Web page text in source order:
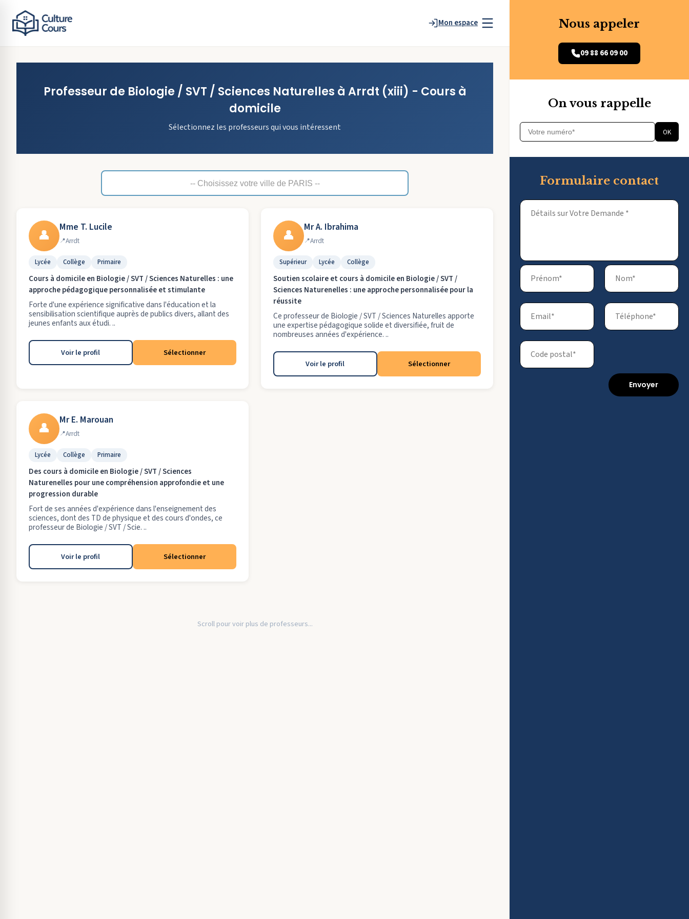
Mon espace
Professeur de Biologie / SVT / Sciences Naturelles à Arrdt (xiii) - Cours à
domicile
Sélectionnez les professeurs qui vous intéressent
👤 Mme T. Lucile
Arrdt
Lycée Collège Primaire
Cours à domicile en Biologie / SVT / Sciences Naturelles : une
approche pédagogique personnalisée et stimulante
Forte d'une expérience significative dans l'éducation et la
sensibilisation scientifique auprès de publics divers, allant des
jeunes enfants aux étudi. ..
Voir le profil Sélectionner
👤 Mr A. Ibrahima
Arrdt
Supérieur Lycée Collège
Soutien scolaire et cours à domicile en Biologie / SVT /
Sciences Naturenelles : une approche personnalisée pour la
réussite
Ce professeur de Biologie / SVT / Sciences Naturelles apporte
une expertise pédagogique solide et diversifiée, fruit de
nombreuses années d'expérience. ..
Voir le profil Sélectionner
👤 Mr E. Marouan
Arrdt
Lycée Collège Primaire
Des cours à domicile en Biologie / SVT / Sciences
Naturenelles pour une compréhension approfondie et une
progression durable
Fort de ses années d'expérience dans l'enseignement des
sciences, dont des TD de physique et des cours d'ondes, ce
professeur de Biologie / SVT / Scie. ..
Voir le profil Sélectionner
Scroll pour voir plus de professeurs...
Nous appeler
09 88 66 09 00
On vous rappelle
OK
Formulaire contact
Envoyer